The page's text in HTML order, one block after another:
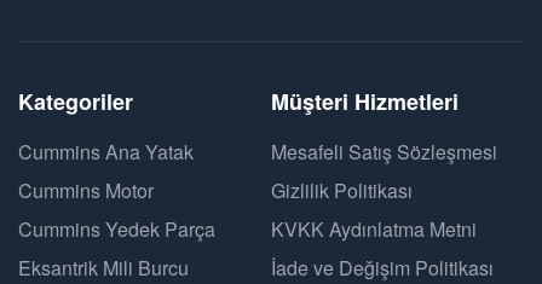
Kategoriler
Cummins Ana Yatak
Cummins Motor
Cummins Yedek Parça
Eksantrik Mili Burcu
Müşteri Hizmetleri
Mesafeli Satış Sözleşmesi
Gizlilik Politikası
KVKK Aydınlatma Metni
İade ve Değişim Politikası